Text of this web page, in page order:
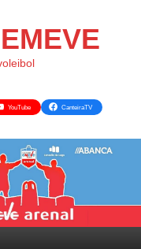
YouTube CanteiraTV